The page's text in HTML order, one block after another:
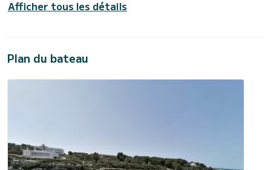
Afficher tous les détails
Plan du bateau